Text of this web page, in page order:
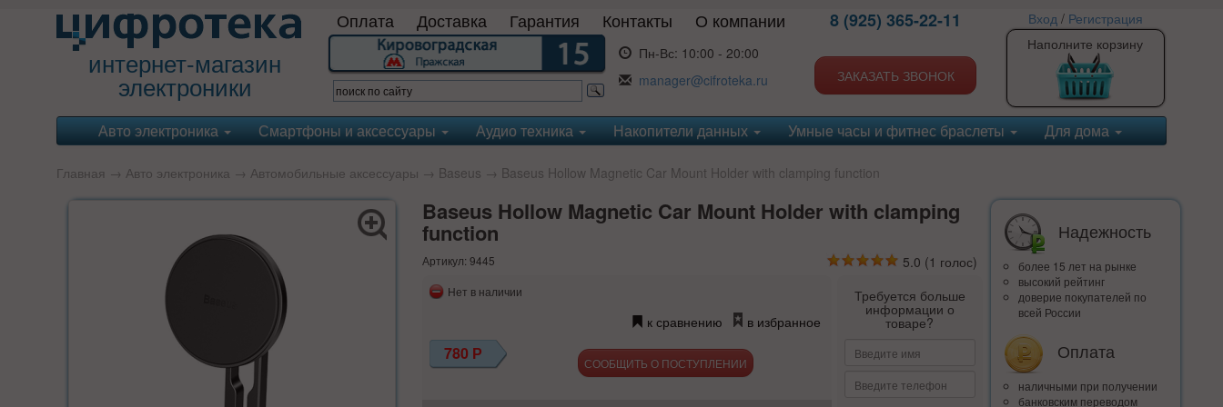
интернет-магазин
электроники
Оплата Доставка Гарантия Контакты О компании
Пн-Вс: 10:00 - 20:00
manager@cifroteka.ru
8 (925) 365-22-11
ЗАКАЗАТЬ ЗВОНОК
Вход/ Регистрация
Наполните корзину
Авто электроника Смартфоны и аксессуары Аудио техника Накопители данных Умные часы и фитнес браслеты Для дома
Главная → Авто электроника → Автомобильные аксессуары → Baseus → Baseus Hollow Magnetic Car Mount Holder with clamping function
Baseus Hollow Magnetic Car Mount Holder with clamping
function
Артикул: 9445 5.0 (1 голос)
Нет в наличии
к сравнению в избранное
780 Р СООБЩИТЬ О ПОСТУПЛЕНИИ
Требуется больше
информации о
товаре?
Надежность
более 15 лет на рынке
высокий рейтинг
доверие покупателей по
всей России
Оплата
наличными при получении
банковским переводом